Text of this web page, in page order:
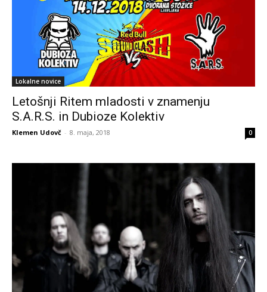
Lokalne novice
Letošnji Ritem mladosti v znamenju
S.A.R.S. in Dubioze Kolektiv
Klemen Udovč - 8. maja, 2018 0